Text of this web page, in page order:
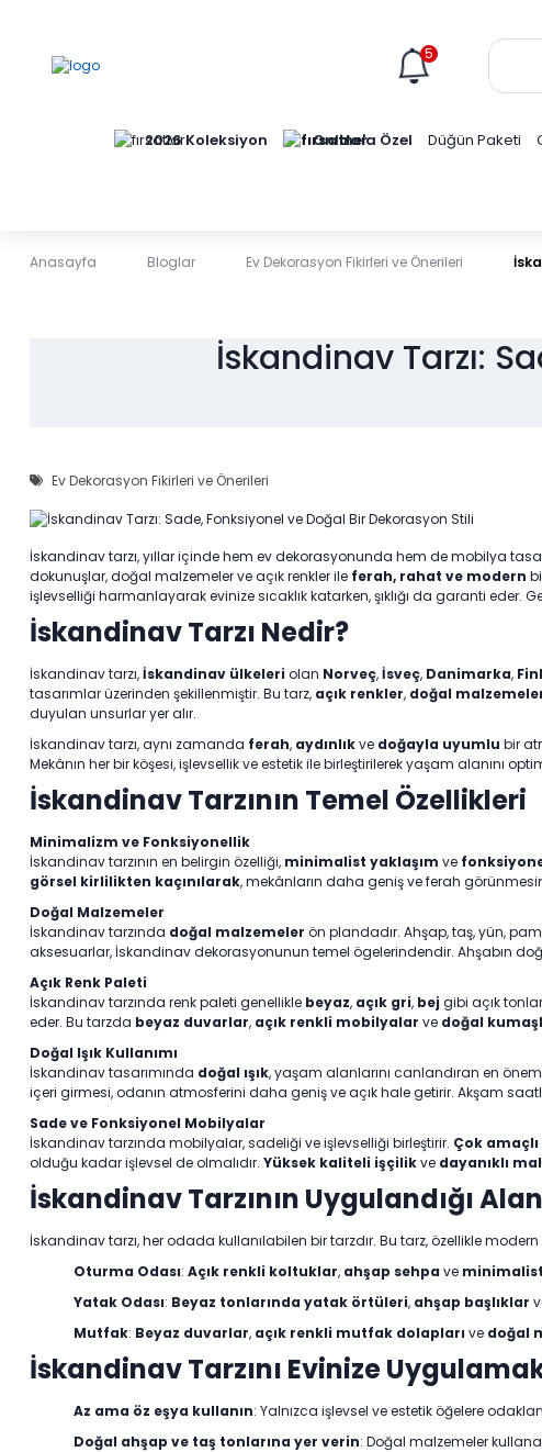
5
2026 Koleksiyon Online'a Özel Düğün Paketi
Anasayfa Bloglar Ev Dekorasyon Fikirleri ve Önerileri
İskandinav Tarzı:
Ev Dekorasyon Fikirleri ve Önerileri
İskandinav tarzı, yıllar içinde hem ev dekorasyonunda hem de mobilya
dokunuşlar, doğal malzemeler ve açık renkler ile ferah, rahat ve modern
işlevselliği harmanlayarak evinize sıcaklık katarken, şıklığı da garanti eder.
İskandinav Tarzı Nedir?
İskandinav tarzı,İskandinav ülkeleri olan Norveç,İsveç, Danimarka,
tasarımlar üzerinden şekillenmiştir. Bu tarz, açık renkler, doğal
duyulan unsurlar yer alır.
İskandinav tarzı, aynı zamanda ferah, aydınlıkve doğayla uyumlu bir
Mekânın her bir köşesi, işlevsellik ve estetik ile birleştirilerek yaşam alanını
İskandinav Tarzının Temel Özellikleri
Minimalizm ve Fonksiyonellik
İskandinav tarzının en belirgin özelliği, minimalist yaklaşım ve
görsel kirlilikten kaçınılarak, mekânların daha geniş ve ferah
Doğal Malzemeler
İskandinav tarzında doğal malzemeler ön plandadır. Ahşap, taş, yün,
aksesuarlar, İskandinav dekorasyonunun temel ögelerindendir. Ahşabın
Açık Renk Paleti
İskandinav tarzında renk paleti genellikle beyaz, açık gri, bej gibi açık
eder. Bu tarzda beyaz duvarlar, açık renkli mobilyalar ve doğal
Doğal Işık Kullanımı
İskandinav tasarımında doğal ışık, yaşam alanlarını canlandıran en
içeri girmesi, odanın atmosferini daha geniş ve açık hale getirir. Akşam
Sade ve Fonksiyonel Mobilyalar
İskandinav tarzında mobilyalar, sadeliği ve işlevselliği birleştirir. Çok
olduğu kadar işlevsel de olmalıdır. Yüksek kaliteli işçilikve dayanıklı
İskandinav Tarzının Uygulandığı
İskandinav tarzı, her odada kullanılabilen bir tarzdır. Bu tarz, özellikle modern
Oturma Odası: Açık renkli koltuklar, ahşap sehpa ve
Yatak Odası: Beyaz tonlarında yatak örtüleri, ahşap başlıklar
Mutfak: Beyaz duvarlar, açık renkli mutfak dolapları ve doğal
İskandinav Tarzını Evinize
Az ama öz eşya kullanın: Yalnızca işlevsel ve estetik öğelere
Doğal ahşap ve taş tonlarına yer verin: Doğal malzemeler